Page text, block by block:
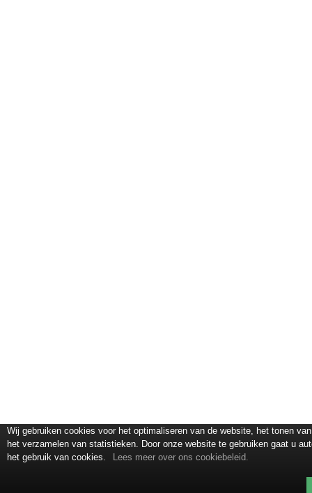
Wij gebruiken cookies voor het optimaliseren van de website, het tonen
het verzamelen van statistieken. Door onze website te gebruiken gaat u
het gebruik van cookies.
Lees meer over ons cookiebeleid.